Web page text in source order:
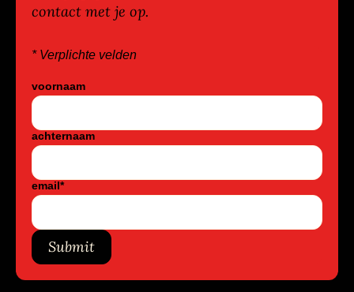
contact met je op.
* Verplichte velden
voornaam
achternaam
email*
Submit